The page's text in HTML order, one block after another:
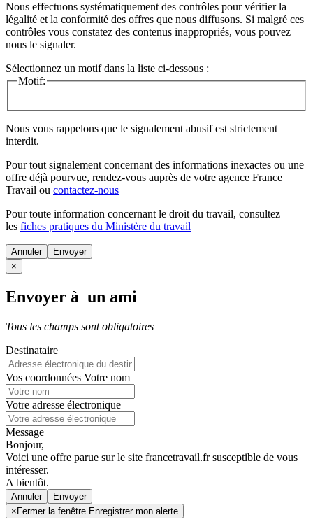
Nous effectuons systématiquement des contrôles pour vérifier la
légalité et la conformité des offres que nous diffusons. Si malgré ces
contrôles vous constatez des contenus inappropriés, vous pouvez
nous le signaler.
Sélectionnez un motif dans la liste ci-dessous :
Motif:
Nous vous rappelons que le signalement abusif est strictement
interdit.
Pour tout signalement concernant des informations inexactes ou une
offre déjà pourvue, rendez-vous auprès de votre agence France
Travail ou contactez-nous
Pour toute information concernant le droit du travail, consultez
les fiches pratiques du Ministère du travail
Annuler
×
Envoyer à un ami
Tous les champs sont obligatoires
Destinataire
Vos coordonnées Votre nom
Votre adresse électronique
Message
Bonjour,
Voici une offre parue sur le site francetravail.fr susceptible de vous
intéresser.
A bientôt.
Annuler
× Fermer la fenêtre Enregistrer mon alerte